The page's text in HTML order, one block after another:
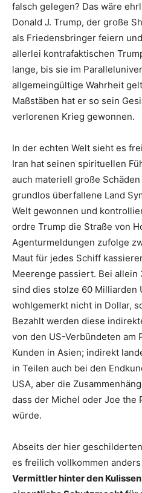
falsch gelegen? Das wäre
Donald J. Trump, der große
als Friedensbringer feiern
allerlei kontrafaktischen
lange, bis sie im
allgemeingültige Wahrheit
Maßstäben hat er so sein
verlorenen Krieg gewonnen.
In der echten Welt sieht es
Iran hat seinen spirituellen
auch materiell große
grundlos überfallene Land
Welt gewonnen und
ordre Trump die Straße von
Agenturmeldungen zufolge
Maut für jedes Schiff
Meerenge passiert. Bei allein
sind dies stolze 60 Milliarden
wohlgemerkt nicht in Dollar,
Bezahlt werden diese
von den US-Verbündeten am
Kunden in Asien; indirekt
in Teilen auch bei den
USA, aber die
dass der Michel oder Joe the
würde.
Abseits der hier
es freilich vollkommen anders
Vermittler hinter den